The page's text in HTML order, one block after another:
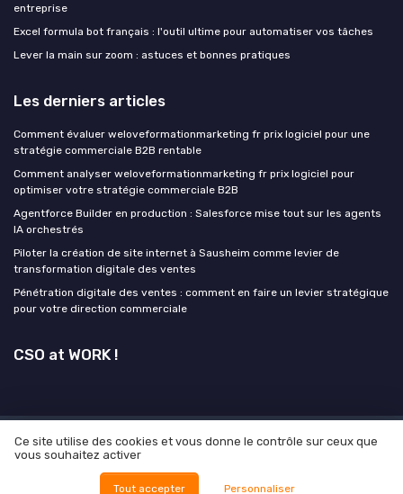
entreprise
Excel formula bot français : l'outil ultime pour automatiser vos tâches
Lever la main sur zoom : astuces et bonnes pratiques
Les derniers articles
Comment évaluer weloveformationmarketing fr prix logiciel pour une
stratégie commerciale B2B rentable
Comment analyser weloveformationmarketing fr prix logiciel pour
optimiser votre stratégie commerciale B2B
Agentforce Builder en production : Salesforce mise tout sur les agents
IA orchestrés
Piloter la création de site internet à Sausheim comme levier de
transformation digitale des ventes
Pénétration digitale des ventes : comment en faire un levier stratégique
pour votre direction commerciale
CSO at WORK !
Mentions légales Politique de confidentialité
Grande
Enquête 2026 sur l'IA et la leadgen
© CSO at WORK ! 2026
Ce site utilise des cookies et vous donne le contrôle sur ceux que
vous souhaitez activer
Tout accepter Personnaliser